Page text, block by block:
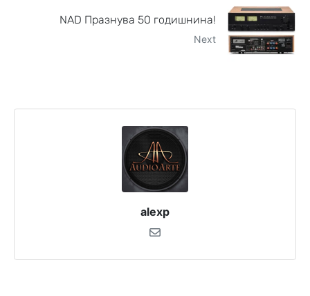
NAD Празнува 50 годишнина!
Next
alexp